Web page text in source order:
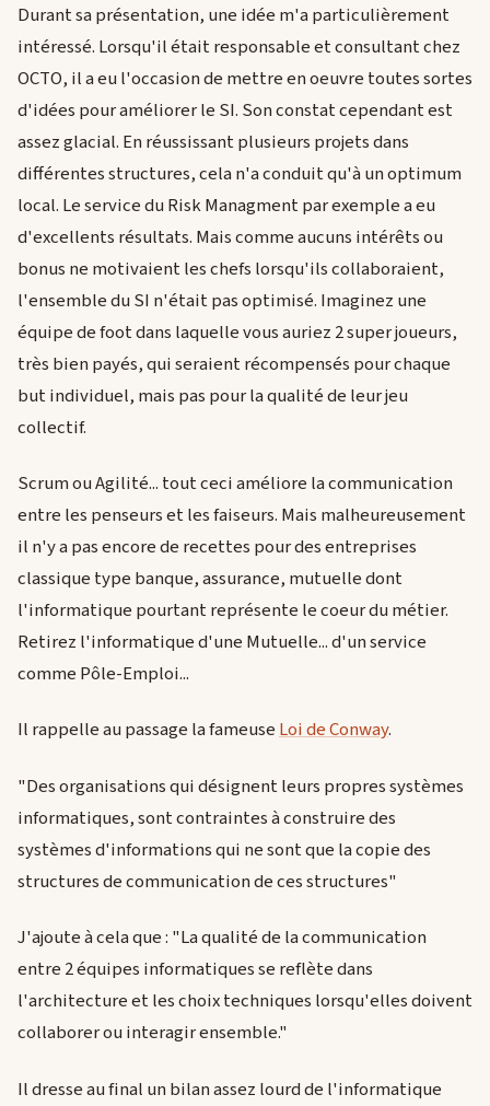
Durant sa présentation, une idée m'a particulièrement
intéressé. Lorsqu'il était responsable et consultant chez
OCTO, il a eu l'occasion de mettre en oeuvre toutes sortes
d'idées pour améliorer le SI. Son constat cependant est
assez glacial. En réussissant plusieurs projets dans
différentes structures, cela n'a conduit qu'à un optimum
local. Le service du Risk Managment par exemple a eu
d'excellents résultats. Mais comme aucuns intérêts ou
bonus ne motivaient les chefs lorsqu'ils collaboraient,
l'ensemble du SI n'était pas optimisé. Imaginez une
équipe de foot dans laquelle vous auriez 2 super joueurs,
très bien payés, qui seraient récompensés pour chaque
but individuel, mais pas pour la qualité de leur jeu
collectif.
Scrum ou Agilité... tout ceci améliore la communication
entre les penseurs et les faiseurs. Mais malheureusement
il n'y a pas encore de recettes pour des entreprises
classique type banque, assurance, mutuelle dont
l'informatique pourtant représente le coeur du métier.
Retirez l'informatique d'une Mutuelle... d'un service
comme Pôle-Emploi...
Il rappelle au passage la fameuseLoi de Conway.
"Des organisations qui désignent leurs propres systèmes
informatiques, sont contraintes à construire des
systèmes d'informations qui ne sont que la copie des
structures de communication de ces structures"
J'ajoute à cela que : "La qualité de la communication
entre 2 équipes informatiques se reflète dans
l'architecture et les choix techniques lorsqu'elles doivent
collaborer ou interagir ensemble."
Il dresse au final un bilan assez lourd de l'informatique